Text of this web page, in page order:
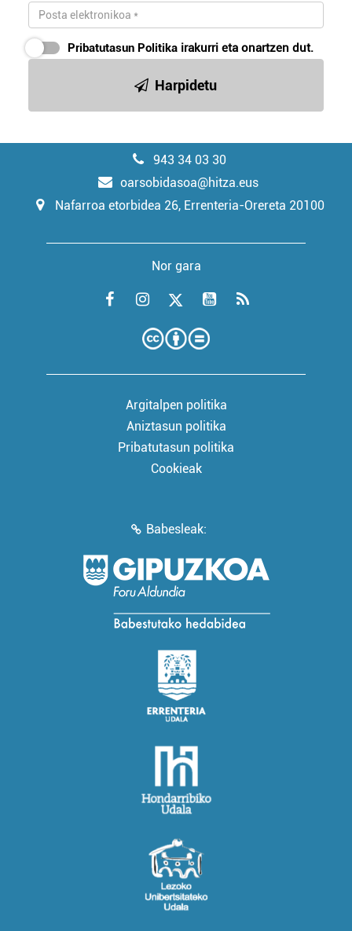
Pribatutasun Politika irakurri eta onartzen dut.
Harpidetu
943 34 03 30
oarsobidasoa@hitza.eus
Nafarroa etorbidea 26, Errenteria-Orereta 20100
Nor gara
Argitalpen politika
Aniztasun politika
Pribatutasun politika
Cookieak
Babesleak: